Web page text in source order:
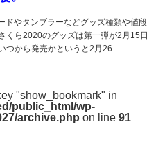
やタンブラーなどグッズ種類や値段
くら2020のグッズは第一弾が2月15日
つから発売かというと2月26…
"show_bookmark" in
public_html/wp-
archive.php on line 91